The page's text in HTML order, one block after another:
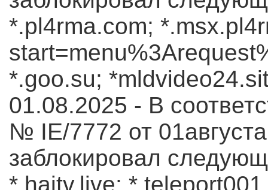
*.pl4rma.com;
*.goo.su;
01.08.2025 - В
№ IE/7772 от
заблокировал
*.haitv.live;